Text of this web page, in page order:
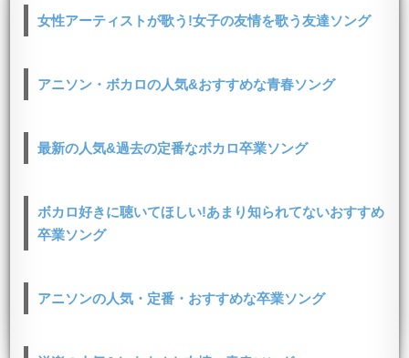
女性アーティストが歌う!女子の友情を歌う友達ソング
アニソン・ボカロの人気&おすすめな青春ソング
最新の人気&過去の定番なボカロ卒業ソング
ボカロ好きに聴いてほしい!あまり知られてないおすすめ
卒業ソング
アニソンの人気・定番・おすすめな卒業ソング